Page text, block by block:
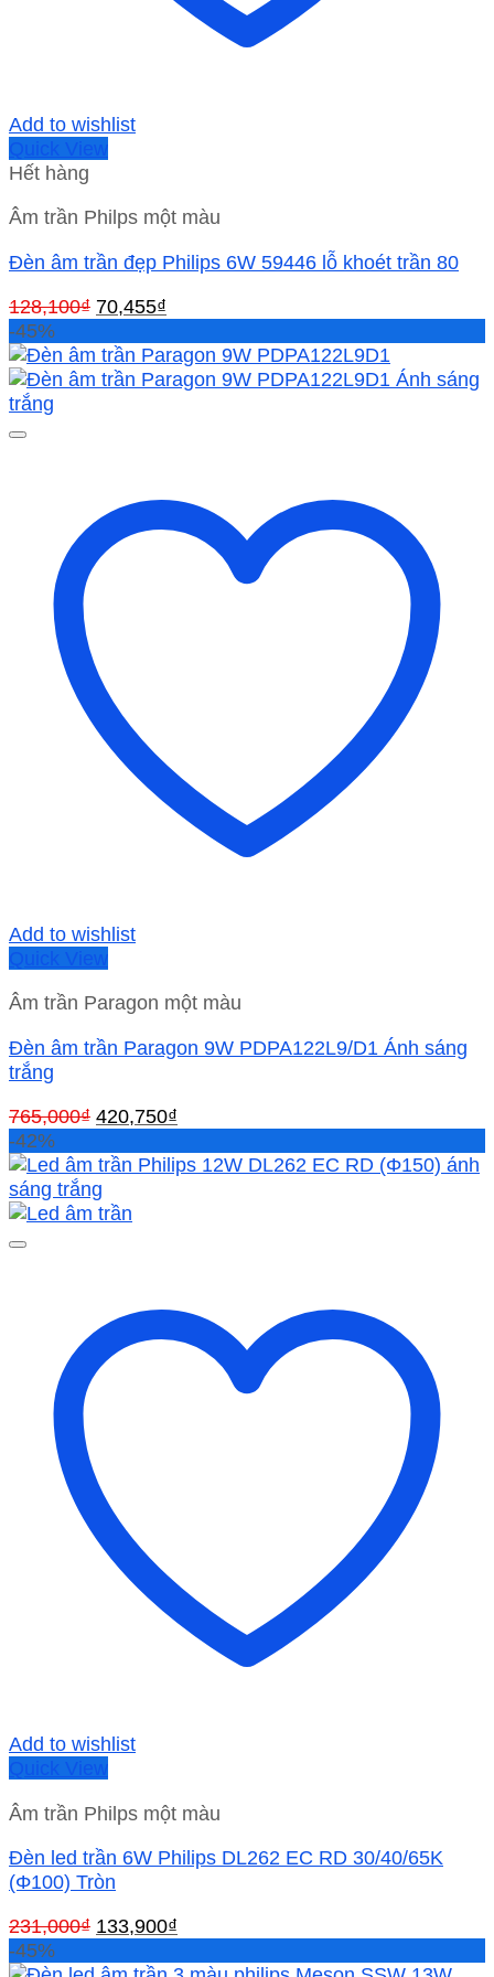
Add to wishlist
Quick View
Hết hàng
Âm trần Philps một màu
Đèn âm trần đẹp Philips 6W 59446 lỗ khoét trần 80
128,100₫ Giá
là:
128,100₫.
70,455₫
tại
là:
-45%
Add to wishlist
Quick View
Âm trần Paragon một màu
Đèn âm trần Paragon 9W PDPA122L9/D1 Ánh sáng
trắng
765,000₫ Giá
là:
765,000₫.
420,750₫
tại
-42%
Add to wishlist
Quick View
Âm trần Philps một màu
Đèn led trần 6W Philips DL262 EC RD 30/40/65K
(Φ100) Tròn
231,000₫ Giá
133,900₫
-45%